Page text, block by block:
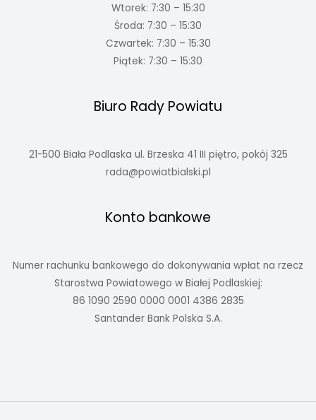
Wtorek: 7:30 – 15:30
Środa: 7:30 – 15:30
Czwartek: 7:30 – 15:30
Piątek: 7:30 – 15:30
Biuro Rady Powiatu
21-500 Biała Podlaska ul. Brzeska 41 III piętro, pokój 325
rada@powiatbialski.pl
Konto bankowe
Numer rachunku bankowego do dokonywania wpłat na rzecz
Starostwa Powiatowego w Białej Podlaskiej:
86 1090 2590 0000 0001 4386 2835
Santander Bank Polska S.A.